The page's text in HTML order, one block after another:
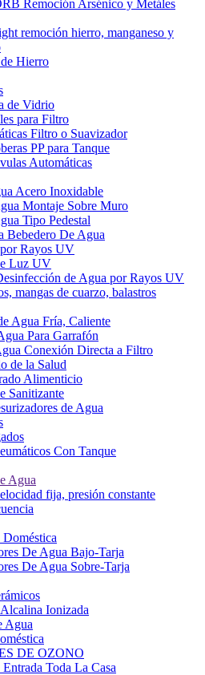
Remoción Arsénico y Metáles
remoción hierro, manganeso y
Hierro
de Vidrio
para Filtro
Filtro o Suavizador
PP para Tanque
Automáticas
Acero Inoxidable
Montaje Sobre Muro
Tipo Pedestal
Bebedero De Agua
Rayos UV
Luz UV
de Agua por Rayos UV
mangas de cuarzo, balastros
Agua Fría, Caliente
Para Garrafón
Conexión Directa a Filtro
de la Salud
Alimenticio
Sanitizante
de Agua
Con Tanque
Agua
fija, presión constante
De Agua Bajo-Tarja
De Agua Sobre-Tarja
Ionizada
Agua
DE OZONO
Toda La Casa